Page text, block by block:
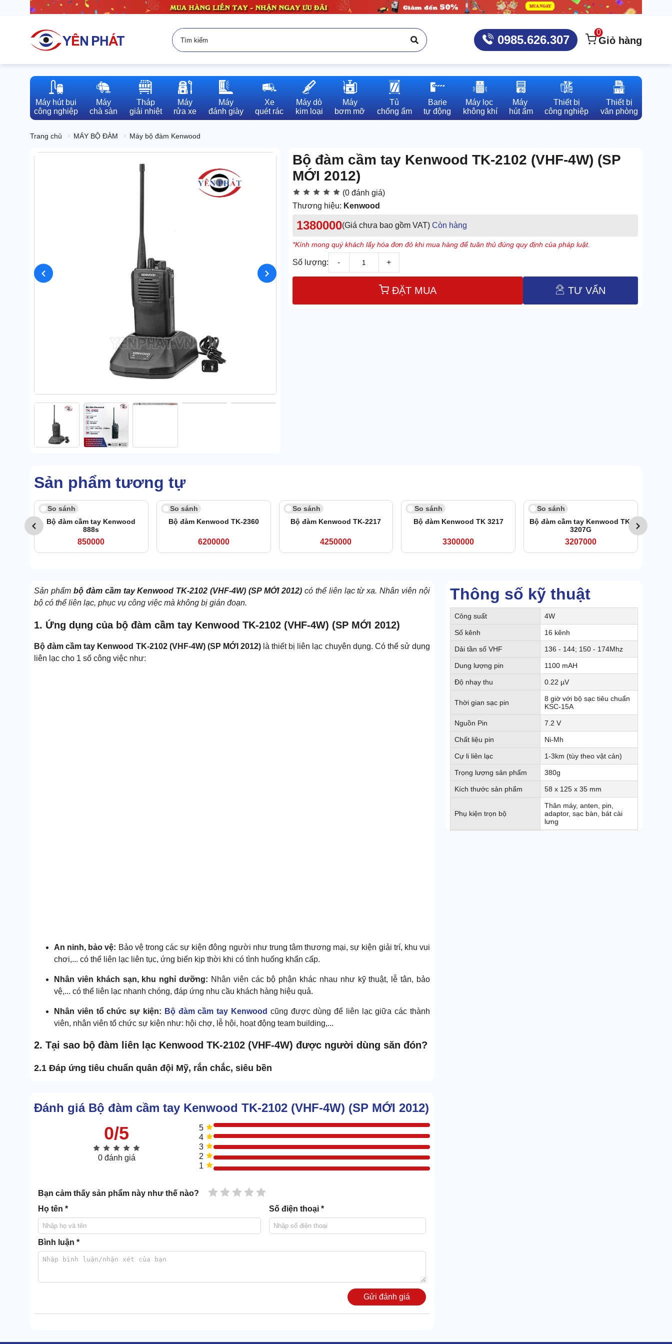
0985.626.307
0
Giỏ hàng
Máy hút bụi
công nghiệp
Máy
chà sàn
Tháp
giải nhiệt
Máy
rửa xe
Máy
đánh giày
Xe
quét rác
Máy dò
kim loại
Máy
bơm mỡ
Tủ
chống ẩm
Barie
tự động
Máy lọc
không khí
Máy
hút ẩm
Thiết bị
công nghiệp
Thiết bị
văn phòng
Trang chủ MÁY BỘ ĐÀM Máy bộ đàm Kenwood
Bộ đàm cầm tay Kenwood TK-2102 (VHF-4W) (SP
MỚI 2012)
(0 đánh giá)
Thương hiệu: Kenwood
1380000(Giá chưa bao gồm VAT) Còn hàng
*Kính mong quý khách lấy hóa đơn đỏ khi mua hàng để tuân thủ đúng quy định của pháp luật.
Số lượng: - +
ĐẶT MUA TƯ VẤN
Sản phẩm tương tự
So sánh
Bộ đàm cầm tay Kenwood
888s
850000
So sánh
Bộ đàm Kenwood TK-2360
6200000
So sánh
Bộ đàm Kenwood TK-2217
4250000
So sánh
Bộ đàm Kenwood TK 3217
3300000
So sánh
Bộ đàm cầm tay Kenwood TK-
3207G
3207000
Thông số kỹ thuật
Công suất 4W
Số kênh 16 kênh
Dải tần số VHF 136 - 144; 150 - 174Mhz
Dung lượng pin 1100 mAH
Độ nhạy thu 0.22 µV
Thời gian sạc pin
8 giờ với bộ sạc tiêu chuẩn
KSC-15A
Nguồn Pin 7.2 V
Chất liệu pin Ni-Mh
Cự li liên lạc 1-3km (tùy theo vật cản)
Trọng lượng sản phẩm 380g
Kích thước sản phẩm 58 x 125 x 35 mm
Phụ kiện trọn bộ
Thân máy, anten, pin,
adaptor, sạc bàn, bát cài
lưng
Sản phẩm bộ đàm cầm tay Kenwood TK-2102 (VHF-4W) (SP MỚI 2012) có thể liên lạc từ xa. Nhân viên nội
bộ có thể liên lạc, phục vụ công việc mà không bị gián đoạn.
1. Ứng dụng của bộ đàm cầm tay Kenwood TK-2102 (VHF-4W) (SP MỚI 2012)
Bộ đàm cầm tay Kenwood TK-2102 (VHF-4W) (SP MỚI 2012) là thiết bị liên lạc chuyên dụng. Có thể sử dụng
liên lạc cho 1 số công việc như:
An ninh, bảo vệ: Bảo vệ trong các sự kiện đông người như trung tâm thương mại, sự kiện giải trí, khu vui
chơi,... có thể liên lạc liên tục, ứng biến kịp thời khi có tình huống khẩn cấp.
Nhân viên khách sạn, khu nghỉ dưỡng: Nhân viên các bộ phận khác nhau như kỹ thuật, lễ tân, bảo
vệ,... có thể liên lạc nhanh chóng, đáp ứng nhu cầu khách hàng hiệu quả.
Nhân viên tổ chức sự kiện: Bộ đàm cầm tay Kenwood cũng được dùng để liên lạc giữa các thành
viên, nhân viên tổ chức sự kiện như: hội chợ, lễ hội, hoạt động team building,...
2. Tại sao bộ đàm liên lạc Kenwood TK-2102 (VHF-4W) được người dùng săn đón?
2.1 Đáp ứng tiêu chuẩn quân đội Mỹ, rắn chắc, siêu bền
Đánh giá Bộ đàm cầm tay Kenwood TK-2102 (VHF-4W) (SP MỚI 2012)
0/5
0 đánh giá
5
4
3
2
1
Bạn cảm thấy sản phẩm này như thế nào? 5 sao
4 sao
3 sao
2 sao
1 sao
Họ tên * Số điện thoại *
Bình luận *
Gửi đánh giá